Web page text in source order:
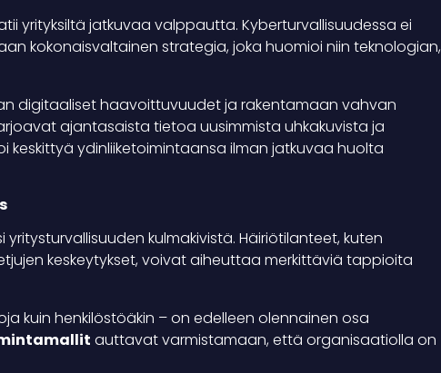
yrityksiltä jatkuvaa valppautta. Kyberturvallisuudessa ei
kokonaisvaltainen strategia, joka huomioi niin teknologian,
digitaaliset haavoittuvuudet ja rakentamaan vahvan
ajantasaista tietoa uusimmista uhkakuvista ja
ydinliiketoimintaansa ilman jatkuvaa huolta
kulmakivistä. Häiriötilanteet, kuten
keskeytykset, voivat aiheuttaa merkittäviä tappioita
kuin henkilöstöäkin – on edelleen olennainen osa
auttavat varmistamaan, että organisaatiolla on